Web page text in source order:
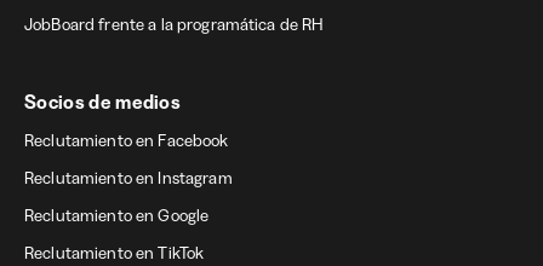
JobBoard frente a la programática de RH
Socios de medios
Reclutamiento en Facebook
Reclutamiento en Instagram
Reclutamiento en Google
Reclutamiento en TikTok